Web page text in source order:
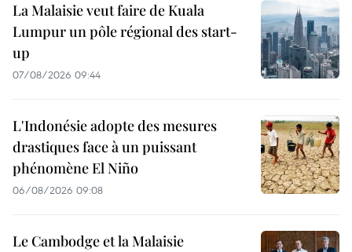
La Malaisie veut faire de Kuala
Lumpur un pôle régional des start-
up
07/08/2026 09:44
L'Indonésie adopte des mesures
drastiques face à un puissant
phénomène El Niño
06/08/2026 09:08
Le Cambodge et la Malaisie